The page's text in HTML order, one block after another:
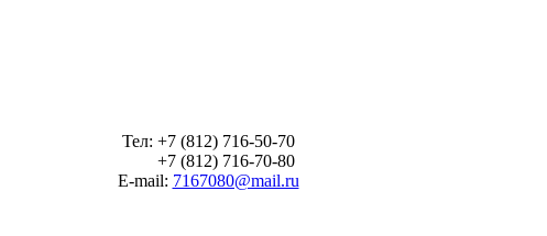
Тел: +7 (812) 716-50-70
+7 (812) 716-70-80
E-mail: 7167080@mail.ru